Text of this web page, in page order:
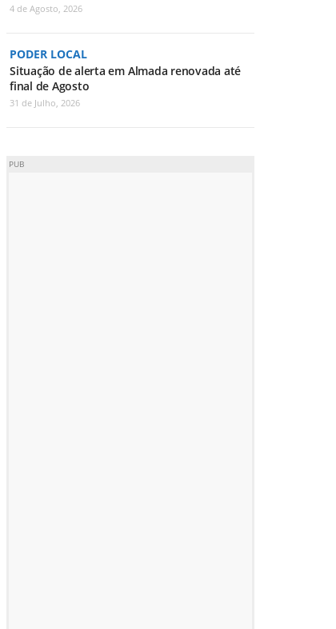
4 de Agosto, 2026
PODER LOCAL
Situação de alerta em Almada renovada até
final de Agosto
31 de Julho, 2026
PUB